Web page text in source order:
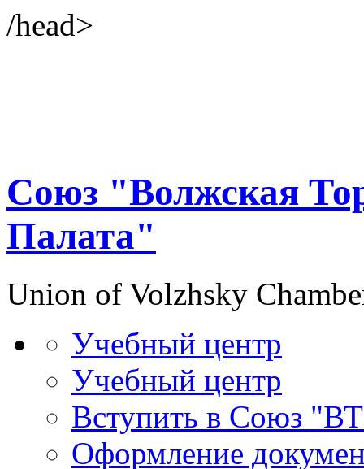
/head>
Союз "Волжская
Палата"
Union of Volzhsky
Учебный центр
Учебный центр
Вступить в Союз
Оформление